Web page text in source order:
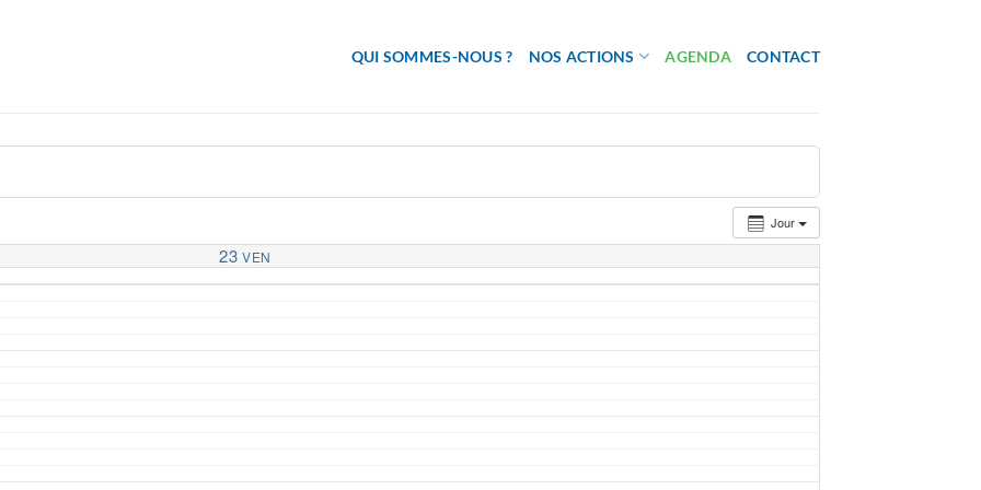
QUI SOMMES-NOUS ? NOS ACTIONS AGENDA CONTACT
Jour
23 VEN